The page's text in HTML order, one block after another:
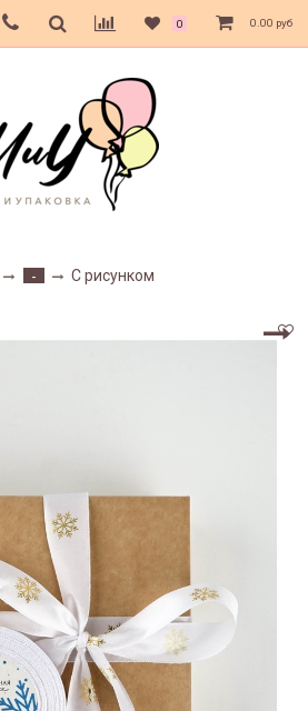
0 0.00 руб
- С рисунком